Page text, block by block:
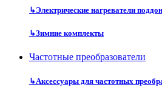
↳Электрические нагреватели
↳Зимние комплекты
Частотные преобразователи
↳Аксессуары для частотных